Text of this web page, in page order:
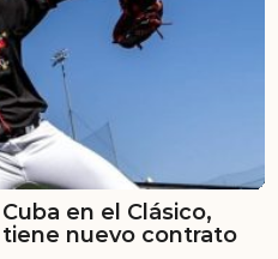
en el Clásico,
nuevo contrato